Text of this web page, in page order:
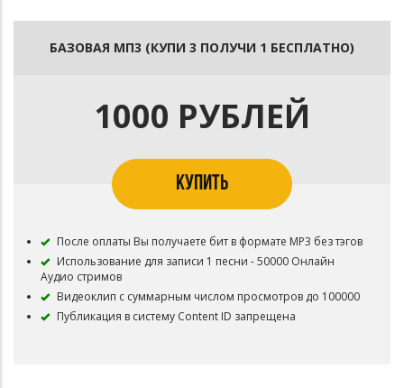
БАЗОВАЯ МП3 (КУПИ 3 ПОЛУЧИ 1 БЕСПЛАТНО)
1000 РУБЛЕЙ
КУПИТЬ
После оплаты Вы получаете бит в формате MP3 без тэгов
Использование для записи 1 песни - 50000 Онлайн
Аудио стримов
Видеоклип с суммарным числом просмотров до 100000
Публикация в систему Content ID запрещена